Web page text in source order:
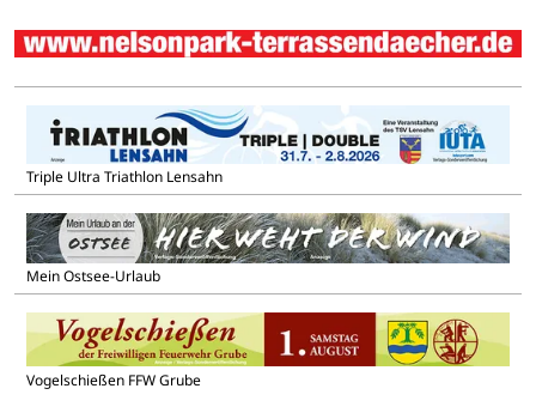
Triple Ultra Triathlon Lensahn
Mein Ostsee-Urlaub
Vogelschießen FFW Grube